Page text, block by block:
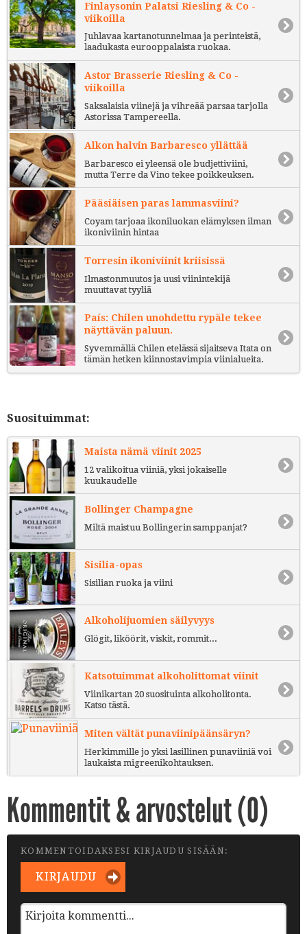
Finlaysonin Palatsi Riesling & Co -
viikoilla
Juhlavaa kartanotunnelmaa ja perinteistä,
laadukasta eurooppalaista ruokaa.
Astor Brasserie Riesling & Co -
viikoilla
Saksalaisia viinejä ja vihreää parsaa tarjolla
Astorissa Tampereella.
Alkon halvin Barbaresco yllättää
Barbaresco ei yleensä ole budjettiviini,
mutta Terre da Vino tekee poikkeuksen.
Pääsiäisen paras lammasviini?
Coyam tarjoaa ikoniluokan elämyksen ilman
ikoniviinin hintaa
Torresin ikoniviinit kriisissä
Ilmastonmuutos ja uusi viinintekijä
muuttavat tyyliä
País: Chilen unohdettu rypäle tekee
näyttävän paluun.
Syvemmällä Chilen etelässä sijaitseva Itata on
tämän hetken kiinnostavimpia viinialueita.
Suosituimmat:
Maista nämä viinit 2025
12 valikoitua viiniä, yksi jokaiselle
kuukaudelle
Bollinger Champagne
Miltä maistuu Bollingerin samppanjat?
Sisilia-opas
Sisilian ruoka ja viini
Alkoholijuomien säilyvyys
Glögit, liköörit, viskit, rommit...
Katsotuimmat alkoholittomat viinit
Viinikartan 20 suosituinta alkoholitonta.
Katso tästä.
Miten vältät punaviinipäänsäryn?
Herkimmille jo yksi lasillinen punaviiniä voi
laukaista migreenikohtauksen.
Kommentit & arvostelut (0)
KOMMENTOIDAKSESI KIRJAUDU SISÄÄN:
KIRJAUDU